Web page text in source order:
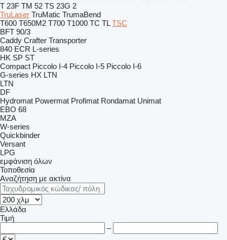
T 23F TM 52 TS 23G 2
TruLaser TruMatic TrumaBend
T600 T650M2 T700 T1000 TC TL TSC
BFT 90/3
Caddy Crafter Transporter
840 ECR L-series
HK SP ST
Compact Piccolo I-4 Piccolo I-5 Piccolo I-6
G-series HX LTN
LTN
DF
Hydromat Powermat Profimat Rondamat Unimat
EBO 68
MZA
W-series
Quickbinder
Versant
LPG
εμφάνιση όλων
Τοποθεσία
Αναζήτηση με ακτίνα
Ελλάδα
Τιμή
–